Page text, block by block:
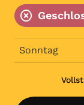
Sonntag